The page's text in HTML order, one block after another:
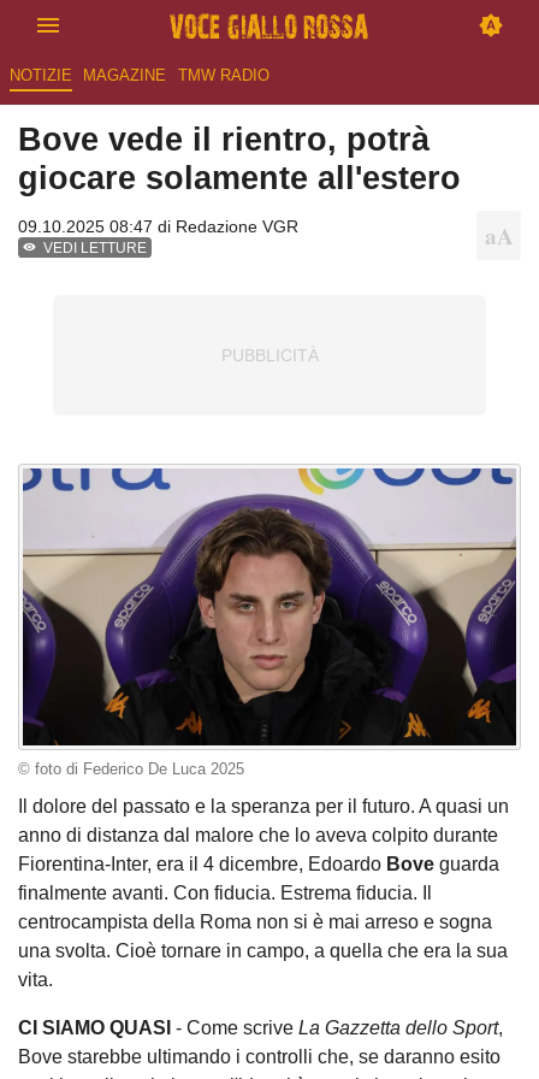
NOTIZIE MAGAZINE TMW RADIO
Bove vede il rientro, potrà
giocare solamente all'estero
09.10.2025 08:47 di Redazione VGR
VEDI LETTURE
© foto di Federico De Luca 2025
Il dolore del passato e la speranza per il futuro. A quasi un
anno di distanza dal malore che lo aveva colpito durante
Fiorentina-Inter, era il 4 dicembre, Edoardo Bove guarda
finalmente avanti. Con fiducia. Estrema fiducia. Il
centrocampista della Roma non si è mai arreso e sogna
una svolta. Cioè tornare in campo, a quella che era la sua
vita.
CI SIAMO QUASI - Come scrive La Gazzetta dello Sport,
Bove starebbe ultimando i controlli che, se daranno esito